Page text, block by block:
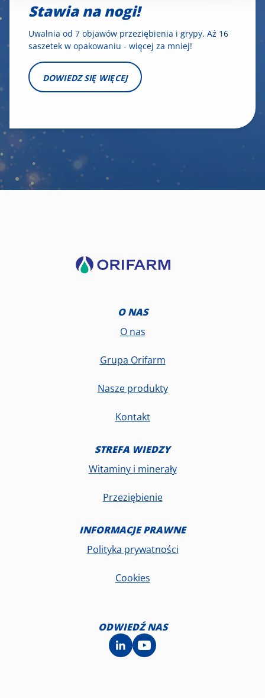
Stawia na nogi!
Uwalnia od 7 objawów przeziębienia i grypy. Aż 16
saszetek w opakowaniu - więcej za mniej!
DOWIEDZ SIĘ WIĘCEJ
O NAS
O nas
Grupa Orifarm
Nasze produkty
Kontakt
STREFA WIEDZY
Witaminy i minerały
Przeziębienie
INFORMACJE PRAWNE
Polityka prywatności
Cookies
ODWIEDŹ NAS